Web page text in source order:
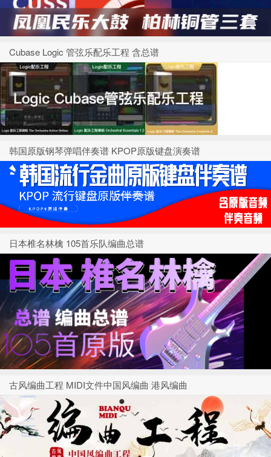
Cubase Logic 管弦乐配乐工程 含总谱
韩国原版钢琴弹唱伴奏谱 KPOP原版键盘演奏谱
日本椎名林檎 105首乐队编曲总谱
古风编曲工程 MIDI文件中国风编曲 港风编曲